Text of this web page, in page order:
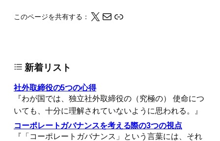
このページを共有する： X メール このページの情報をクリップボードにコピーする
新着リスト
社外取締役の5つの心得
『わが国では、独立社外取締役の（究極の） 使命につ
いても、十分に理解されていないように思われる。』
コーポレートガバナンスを考える際の3つの視点
『「コーポレートガバナンス」という言葉には、それ